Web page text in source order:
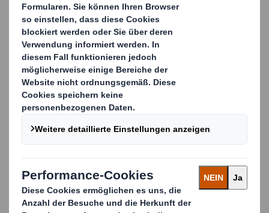
Unsere innovative Verpackungslösung für Waschmittel-
Pods ist zu100 % faserbasiertund
recycelbar. Durch dieintegrierte Kindersicherung
DIN ISO 8317) wird der Verpackungsinhalt vor
ungewolltem Zugriff geschützt, gleichzeitig ist das
Design aufeinfache Handhabung und
Benutzerfreundlichkeitausgelegt. Darüber hinaus ist
die Verpackung durch den innovativen
Verschlussmechanismus wiederverschließbar
Ob vollautomatisch oder manuell, wir bieten Ihnen
maßgeschneiderte Verpackungslösungen für Ihre
Anforderungen. Kontaktieren Sie uns und überzeugen
Sie sich von den Vorteilen unserer
Verpackungslösungen!